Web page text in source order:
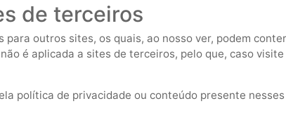
de terceiros
para outros sites, os quais, ao nosso ver, podem
é aplicada a sites de terceiros, pelo que, caso
política de privacidade ou conteúdo presente